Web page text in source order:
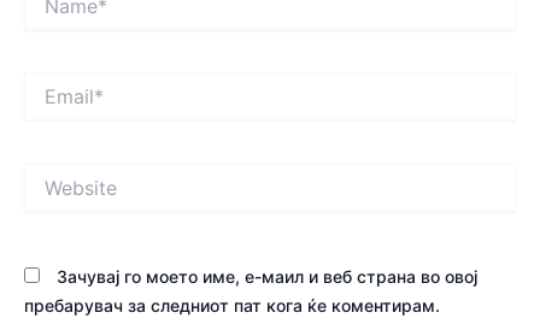
Зачувај го моето име, е-маил и веб страна во овој
пребарувач за следниот пат кога ќе коментирам.